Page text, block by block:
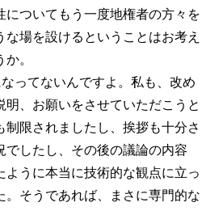
についてもう一度地権者の方々を
場を設けるということはお考え
。
ってないんですよ。私も、改め
明、お願いをさせていただこうと
制限されましたし、挨拶も十分さ
でしたし、その後の議論の内容
ように本当に技術的な観点に立っ
。そうであれば、まさに専門的な